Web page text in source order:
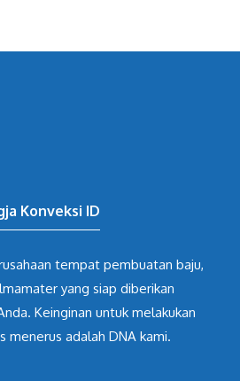
Konveksi ID
tempat pembuatan baju,
yang siap diberikan
Keinginan untuk melakukan
menerus adalah DNA kami.